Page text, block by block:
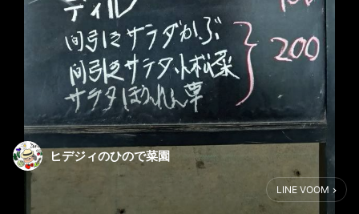
ヒデジィのひので菜園
LINE VOOM